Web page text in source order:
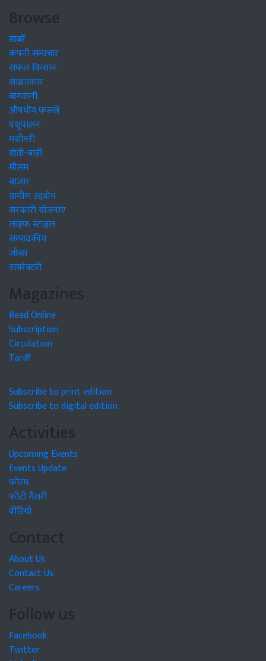
Browse
खबरें
कंपनी समाचार
सफल किसान
साक्षात्कार
बागवानी
औषधीय फसलें
पशुपालन
मशीनरी
खेती-बाड़ी
मौसम
बाजार
ग्रामीण उद्द्योग
सरकारी योजनाएं
लाइफ स्टाइल
सम्पादकीय
जॉब्स
डायरेक्टरी
Magazines
Read Online
Subscription
Circulation
Tariff
Subscribe to print edition
Subscribe to digital edition
Activities
Upcoming Events
Events Update
फोरम
फोटो गैलरी
वीडियो
Contact
About Us
Contact Us
Careers
Follow us
Facebook
Twitter